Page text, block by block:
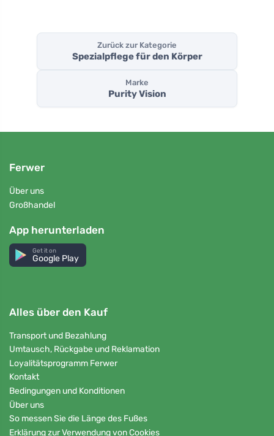
Zurück zur Kategorie
Spezialpflege für den Körper
Marke
Purity Vision
Ferwer
Über uns
Großhandel
App herunterladen
Get it on
Google Play
Alles über den Kauf
Transport und Bezahlung
Umtausch, Rückgabe und Reklamation
Loyalitätsprogramm Ferwer
Kontakt
Bedingungen und Konditionen
Über uns
So messen Sie die Länge des Fußes
Erklärung zur Verwendung von Cookies